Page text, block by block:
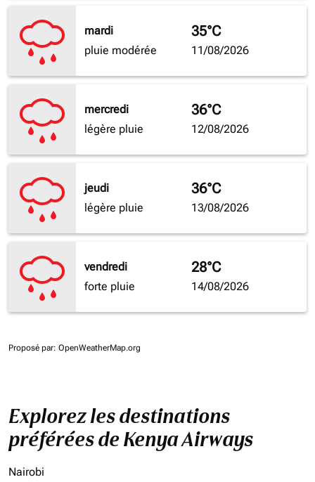
mardi
pluie modérée
35°C
11/08/2026
mercredi
légère pluie
36°C
12/08/2026
jeudi
légère pluie
36°C
13/08/2026
vendredi
forte pluie
28°C
14/08/2026
Proposé par: OpenWeatherMap.org
Explorez les destinations
préférées de Kenya Airways
Nairobi